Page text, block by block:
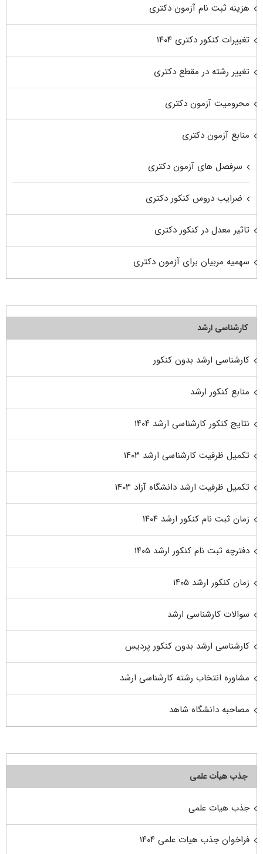
هزینه ثبت نام آزمون دکتری
تغییرات کنکور دکتری ۱۴۰۴
تغییر رشته در مقطع دکتری
محرومیت آزمون دکتری
منابع آزمون دکتری
سرفصل های آزمون دکتری
ضرایب دروس کنکور دکتری
تاثیر معدل در کنکور دکتری
سهمیه مربیان برای آزمون دکتری
کارشناسی ارشد
کارشناسی ارشد بدون کنکور
منابع کنکور ارشد
نتایج کنکور کارشناسی ارشد ۱۴۰۴
تکمیل ظرفیت کارشناسی ارشد ۱۴۰۳
تکمیل ظرفیت ارشد دانشگاه آزاد ۱۴۰۳
زمان ثبت نام کنکور ارشد ۱۴۰۴
دفترچه ثبت نام کنکور ارشد ۱۴۰۵
زمان کنکور ارشد ۱۴۰۵
سوالات کارشناسی ارشد
کارشناسی ارشد بدون کنکور پردیس
مشاوره انتخاب رشته کارشناسی ارشد
مصاحبه دانشگاه شاهد
جذب هیأت علمی
جذب هیات علمی
فراخوان جذب هیات علمی ۱۴۰۴